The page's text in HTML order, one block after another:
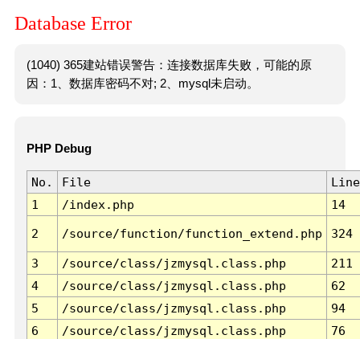
Database Error
(1040) 365建站错误警告：连接数据库失败，可能的原
因：1、数据库密码不对; 2、mysql未启动。
PHP Debug
No. File
Line
1
/index.php 14
2 /source/function/function_extend.php 324
3 /source/class/jzmysql.class.php
211
4
/source/class/jzmysql.class.php
62
5
/source/class/jzmysql.class.php
94
6
/source/class/jzmysql.class.php 76